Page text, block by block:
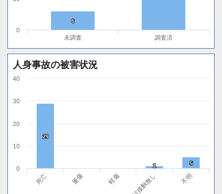
6
6
未調査 調査済
0
人身事故の被害状況
29
29
1
1 5
5
死亡 重傷 軽傷 不明
0
10
20
30
40